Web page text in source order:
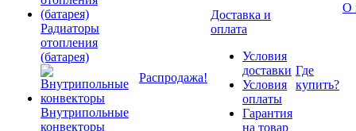
Радиаторы
отопления
(батарея)
Внутрипольные
конвекторы
Распродажа!
Доставка и
оплата
Условия
доставки
Условия
оплаты
Гарантия
на товар
Где
купить?
О